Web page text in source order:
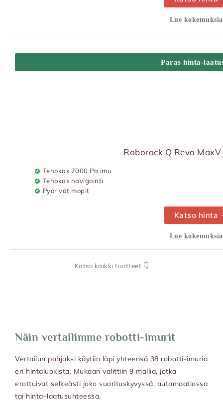
Lue
Paras hinta-
Roborock Q Revo
Tehokas 7000 Pa imu
Tehokas navigointi
Pyörivät mopit
Katso hinta
Lue
Katso kaikki tuotteet 👇
Näin vertailimme robotti-imurit
Vertailun pohjaksi käytiin läpi yhteensä 38 robotti-imuria
eri hintaluokista. Mukaan valittiin 9 mallia, jotka
erottuivat selkeästi joko suorituskyvyssä, automaatiossa
tai hinta–laatusuhteessa.